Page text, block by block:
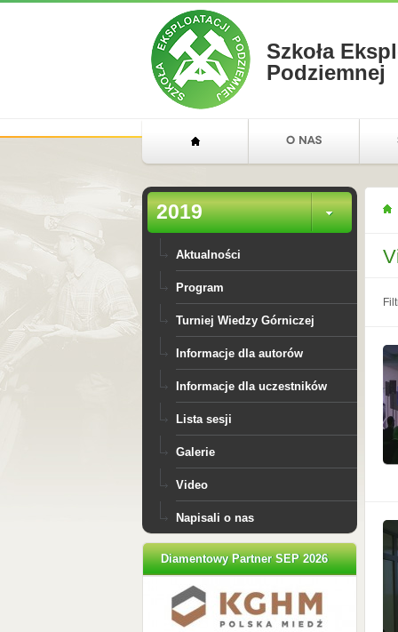
Szkoła
Podziemnej
2019
Aktualności
Program
Turniej Wiedzy Górniczej
Informacje dla autorów
Informacje dla uczestników
Lista sesji
Galerie
Video
Napisali o nas
Diamentowy Partner SEP 2026